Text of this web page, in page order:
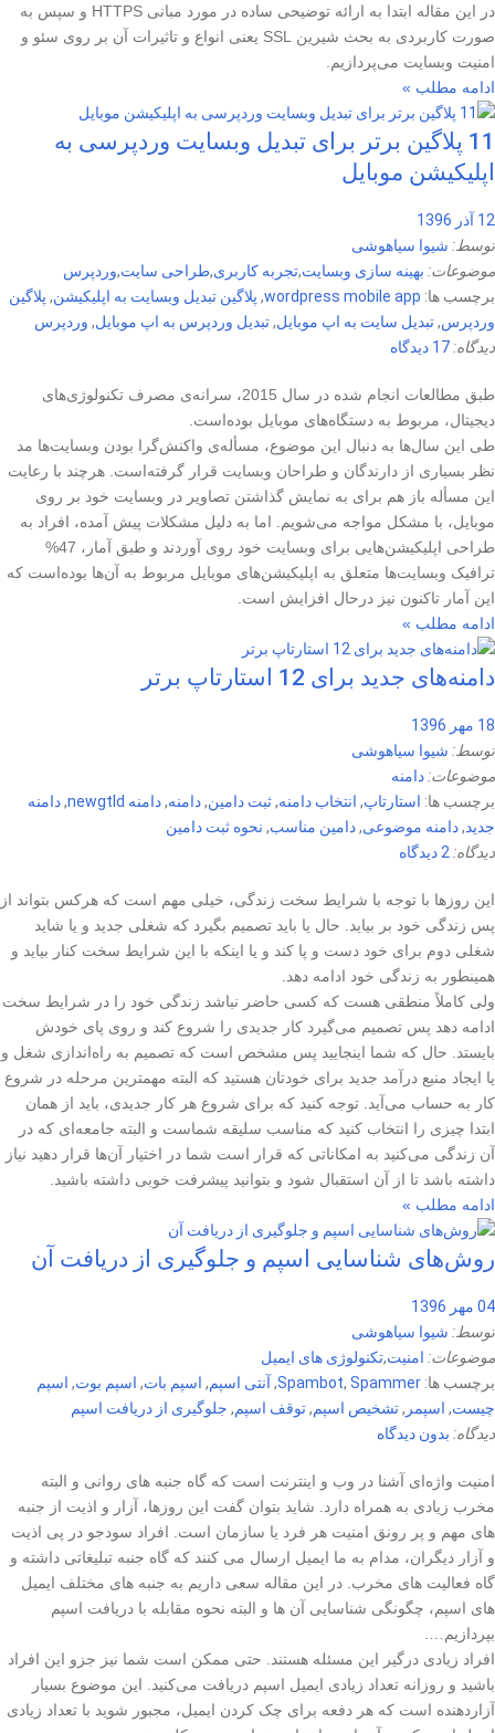
در این مقاله ابتدا به ارائه توضیحی ساده در مورد مبانی HTTPS و سپس به
صورت کاربردی به بحث شیرین SSL یعنی انواع و تاثیرات آن بر روی سئو و
امنیت وبسایت می‌پردازیم.
ادامه مطلب »
11 پلاگین برتر برای تبدیل وبسایت وردپرسی به
اپلیکیشن موبایل
12 آذر 1396
توسط: شیوا سیاهوشی
موضوعات: بهینه سازی وبسایت,تجربه کاربری,طراحی سایت,وردپرس
برچسب ها: wordpress mobile app
, پلاگین تبدیل وبسایت به اپلیکیشن, پلاگین
وردپرس,تبدیل سایت به اپ موبایل,تبدیل وردپرس به اپ موبایل, وردپرس
دیدگاه: 17 دیدگاه
طبق مطالعات انجام شده در سال 2015، سرانه‌ی مصرف تکنولوژی‌های
دیجیتال، مربوط به دستگاه‌های موبایل بوده‌است.
طی این سال‌ها به دنبال این موضوع، مسأله‌ی واکنش‌گرا بودن وبسایت‌ها مد
نظر بسیاری از دارندگان و طراحان وبسایت قرار گرفته‌است. هرچند با رعایت
این مسأله باز هم برای به نمایش گذاشتن تصاویر در وبسایت خود بر روی
موبایل، با مشکل مواجه می‌شویم. اما به دلیل مشکلات پیش آمده، افراد به
طراحی اپلیکیشن‌هایی برای وبسایت خود روی آوردند و طبق آمار، 47%
ترافیک وبسایت‌ها متعلق به اپلیکیشن‌های موبایل مربوط به آن‌ها بوده‌است که
این آمار تاکنون نیز درحال افزایش است.
ادامه مطلب »
دامنه‌های جدید برای 12 استارتاپ برتر
18 مهر 1396
توسط: شیوا سیاهوشی
موضوعات: دامنه
برچسب ها: استارتاپ, انتخاب دامنه,ثبت دامین,دامنه,دامنه newgtld ,دامنه
جدید,دامنه موضوعی,دامین مناسب, نحوه ثبت دامین
دیدگاه: 2 دیدگاه
این روزها با توجه با شرایط سخت زندگی، خیلی مهم است که هرکس بتواند از
پس زندگی خود بر بیاید. حال یا باید تصمیم بگیرد که شغلی جدید و یا شاید
شغلی دوم برای خود دست و پا کند و یا اینکه با این شرایط سخت کنار بیاید و
همینطور به زندگی خود ادامه دهد.
ولی کاملاً منطقی هست که کسی حاضر نباشد زندگی خود را در شرایط سخت
ادامه دهد پس تصمیم می‌گیرد کار جدیدی را شروع کند و روی پای خودش
بایستد. حال که شما اینجایید پس مشخص است که تصمیم به راه‌اندازی شغل و
یا ایجاد منبع درآمد جدید برای خودتان هستید که البته مهمترین مرحله در شروع
کار به حساب می‌آید. توجه کنید که برای شروع هر کار جدیدی، باید از همان
ابتدا چیزی را انتخاب کنید که مناسب سلیقه شماست و البته جامعه‌ای که در
آن زندگی می‌کنید به امکاناتی که قرار است شما در اختیار آن‌ها قرار دهید نیاز
داشته باشد تا از آن استقبال شود و بتوانید پیشرفت خوبی داشته باشید.
ادامه مطلب »
روش‌های شناسایی اسپم و جلوگیری از دریافت آن
04 مهر 1396
توسط: شیوا سیاهوشی
موضوعات: امنیت,تکنولوژی های ایمیل
برچسب ها:
Spambot, Spammer
, آنتی اسپم, اسپم بات, اسپم بوت, اسپم
چیست, اسپمر ,تشخیص اسپم,توقف اسپم, جلوگیری از دریافت اسپم
دیدگاه: بدون دیدگاه
امنیت واژه‌ای آشنا در وب و اینترنت است که گاه جنبه های روانی و البته
مخرب زیادی به همراه دارد. شاید بتوان گفت این روزها، آزار و اذیت از جنبه
های مهم و پر رونق امنیت هر فرد یا سازمان است. افراد سودجو در پی اذیت
و آزار دیگران، مدام به ما ایمیل ارسال می کنند که گاه جنبه تبلیغاتی داشته و
گاه فعالیت های مخرب. در این مقاله سعی داریم به جنبه های مختلف ایمیل
های اسپم، چگونگی شناسایی آن ها و البته نحوه مقابله با دریافت اسپم
بپردازیم….
افراد زیادی درگیر این مسئله هستند. حتی ممکن است شما نیز جزو این افراد
باشید و روزانه تعداد زیادی ایمیل اسپم دریافت می‌کنید. این موضوع بسیار
آزاردهنده است که هر دفعه برای چک کردن ایمیل، مجبور شوید با تعداد زیادی